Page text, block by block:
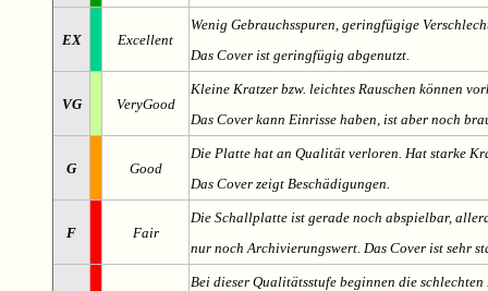
EX Excellent
Wenig Gebrauchsspuren, geringfügige
Das Cover ist geringfügig abgenutzt.
VG VeryGood
Kleine Kratzer bzw. leichtes Rauschen können
Das Cover kann Einrisse haben, ist aber noch
G Good
Die Platte hat an Qualität verloren. Hat starke
Das Cover zeigt Beschädigungen.
F Fair
Die Schallplatte ist gerade noch abspielbar,
nur noch Archivierungswert. Das Cover ist sehr
Bei dieser Qualitätsstufe beginnen die